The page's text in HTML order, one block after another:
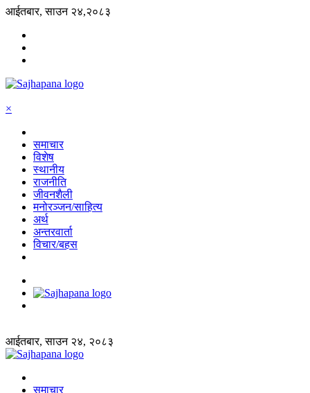
आईतबार, साउन २४,२०८३
×
समाचार
विशेष
स्थानीय
राजनीति
जीवनशैली
मनोरञ्जन/साहित्य
अर्थ
अन्तरवार्ता
विचार/बहस
आईतबार, साउन २४, २०८३
समाचार